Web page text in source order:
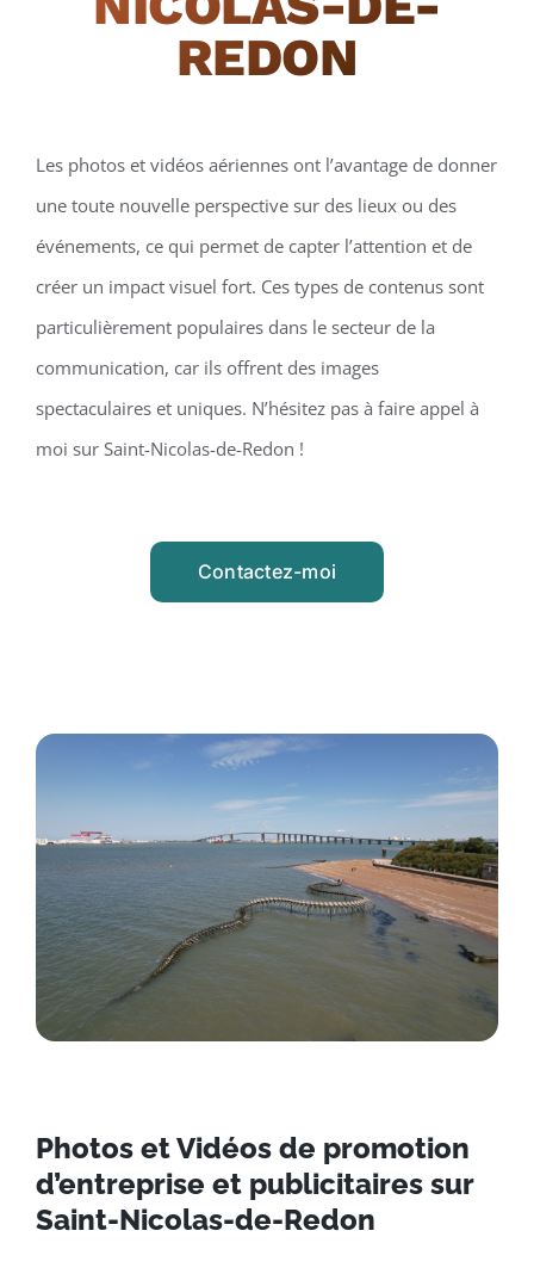
REDON
Les photos et vidéos aériennes ont l’avantage de donner
une toute nouvelle perspective sur des lieux ou des
événements, ce qui permet de capter l’attention et de
créer un impact visuel fort. Ces types de contenus sont
particulièrement populaires dans le secteur de la
communication, car ils offrent des images
spectaculaires et uniques. N’hésitez pas à faire appel à
moi sur Saint-Nicolas-de-Redon !
Contactez-moi
Photos et Vidéos de promotion
d’entreprise et publicitaires sur
Saint-Nicolas-de-Redon